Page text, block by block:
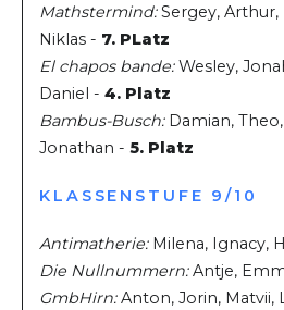
Mathstermind:Sergey, Arthur,
Niklas - 7. PLatz
El chapos bande:Wesley,
Daniel - 4. Platz
Bambus-Busch:Damian,
Jonathan - 5. Platz
KLASSENSTUFE 9/10
Antimatherie:Milena, Ignacy,
Die Nullnummern:Antje,
GmbHirn:Anton, Jorin, Matvii,